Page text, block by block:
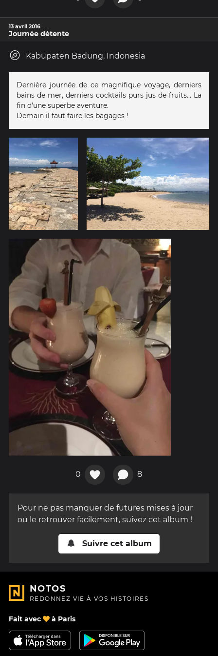
13 avril 2016
Journée détente
Kabupaten Badung, Indonesia
Dernière journée de ce magnifique voyage, derniers
bains de mer, derniers cocktails purs jus de fruits... La
fin d'une superbe aventure.
Demain il faut faire les bagages !
0 8
Pour ne pas manquer de futures mises à jour
ou le retrouver facilement, suivez cet album !
Suivre cet album
NOTOS
REDONNEZ VIE À VOS HISTOIRES
Fait avec à Paris